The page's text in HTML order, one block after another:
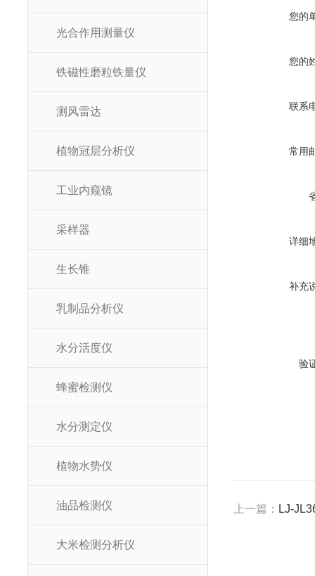
光合作用测量仪
铁磁性磨粒铁量仪
测风雷达
植物冠层分析仪
工业内窥镜
采样器
生长锥
乳制品分析仪
水分活度仪
蜂蜜检测仪
水分测定仪
植物水势仪
油品检测仪
大米检测分析仪
您的
您的
联系
常用
详细
补充
验
上一篇： LJ-